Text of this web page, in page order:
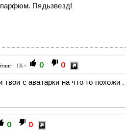
Пядьзвезд!
: 1K+ 0 0
с аватарки на что то похожи .
0 0